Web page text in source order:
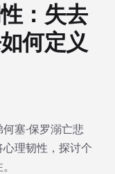
：失去
何定义
塞·保罗溺亡悲
理韧性，探讨个